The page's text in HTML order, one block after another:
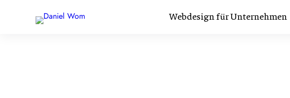
Webdesign für Unternehmen